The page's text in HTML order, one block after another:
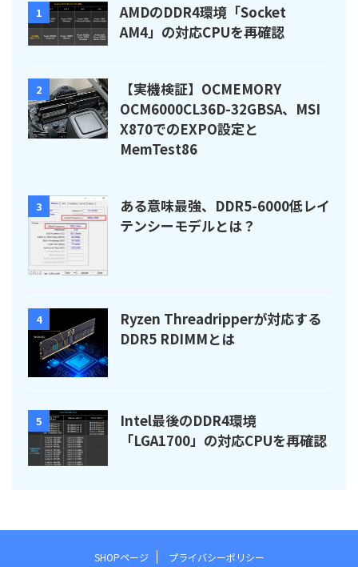
1
AMDのDDR4環境「Socket
AM4」の対応CPUを再確認
2
【実機検証】OCMEMORY
OCM6000CL36D-32GBSA、MSI
X870でのEXPO設定と
MemTest86
3
ある意味最強、DDR5-6000低レイ
テンシーモデルとは？
4
Ryzen Threadripperが対応する
DDR5 RDIMMとは
5
Intel最後のDDR4環境
「LGA1700」の対応CPUを再確認
SHOPページ プライバシーポリシー